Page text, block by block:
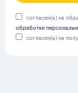
согласен(а) на
обработки
согласен(а) на